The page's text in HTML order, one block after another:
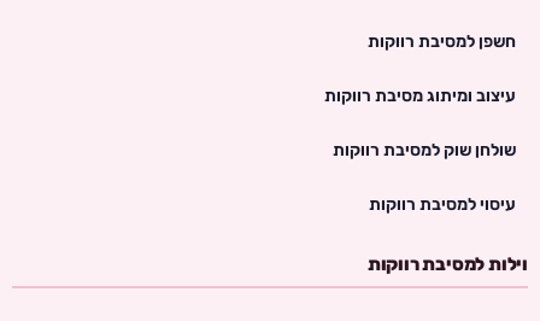
חשפן למסיבת רווקות
עיצוב ומיתוג מסיבת רווקות
שולחן שוק למסיבת רווקות
עיסוי למסיבת רווקות
וילות למסיבת רווקות